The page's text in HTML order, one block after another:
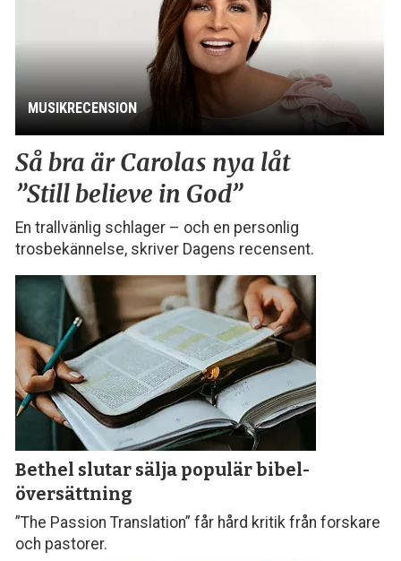
MUSIKRECENSION
Så bra är Carolas nya låt
”Still believe in God”
En trallvänlig schlager – och en personlig
trosbekännelse, skriver Dagens recensent.
Bethel slutar sälja populär bibel­
översättning
”The Passion Translation” får hård kritik från forskare
och pastorer.